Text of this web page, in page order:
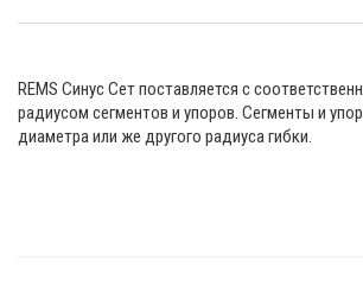
REMS Синус Сет поставляется с
радиусом сегментов и упоров. Сегменты и
диаметра или же другого радиуса гибки.